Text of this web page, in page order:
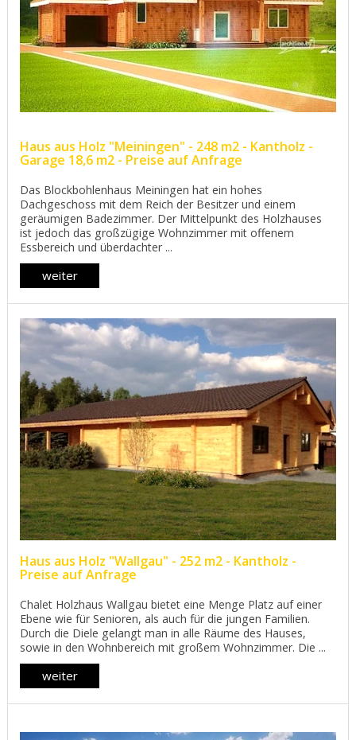
Haus aus Holz "Meiningen" - 248 m2 - Kantholz -
Garage 18,6 m2 - Preise auf Anfrage
Das Blockbohlenhaus Meiningen hat ein hohes
Dachgeschoss mit dem Reich der Besitzer und einem
geräumigen Badezimmer. Der Mittelpunkt des Holzhauses
ist jedoch das großzügige Wohnzimmer mit offenem
Essbereich und überdachter ...
weiter
Haus aus Holz "Wallgau" - 252 m2 - Kantholz -
Preise auf Anfrage
Chalet Holzhaus Wallgau bietet eine Menge Platz auf einer
Ebene wie für Senioren, als auch für die jungen Familien.
Durch die Diele gelangt man in alle Räume des Hauses,
sowie in den Wohnbereich mit großem Wohnzimmer. Die ...
weiter